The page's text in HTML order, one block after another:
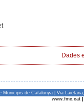
Dades
Municipis de Catalunya | Via
www.fmc.cat